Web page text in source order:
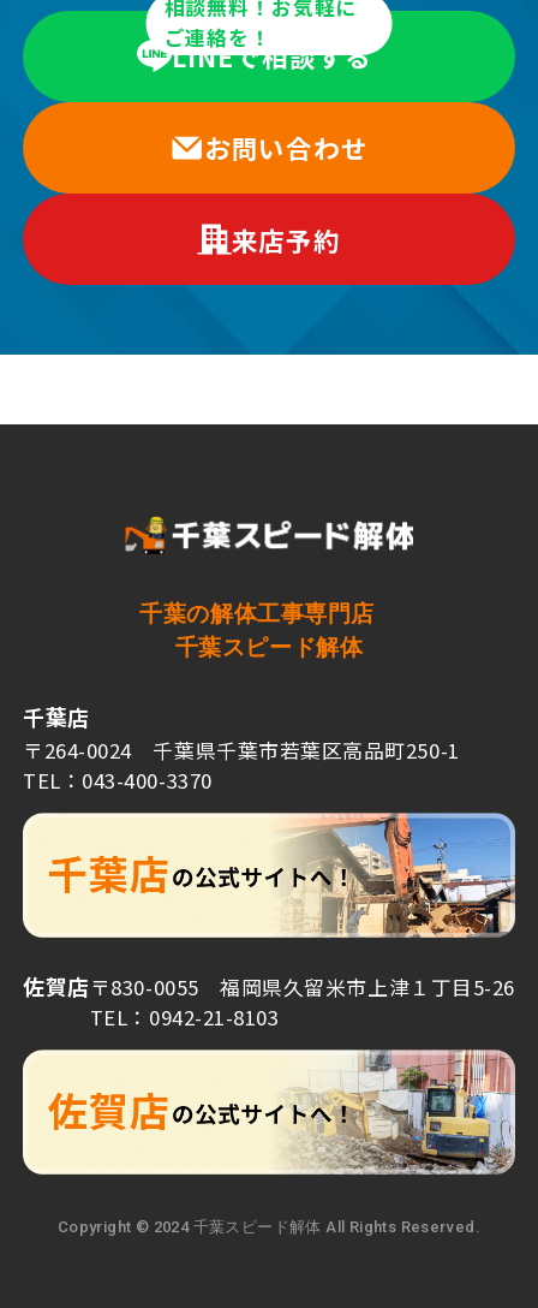
相談無料！お気軽に
ご連絡を！
LINEで相談する
お問い合わせ
来店予約
千葉の解体工事専門店
千葉スピード解体
千葉店
〒264-0024 千葉県千葉市若葉区高品町250-1
TEL：043-400-3370
佐賀店〒830-0055 福岡県久留米市上津１丁目5-26
TEL：0942-21-8103
Copyright © 2024 千葉スピード解体 All Rights Reserved.